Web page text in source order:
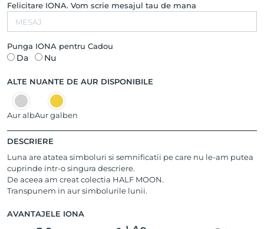
Felicitare IONA. Vom scrie mesajul tau de mana
Punga IONA pentru Cadou
Da Nu
ALTE NUANTE DE AUR DISPONIBILE
Aur albAur galben
DESCRIERE
Luna are atatea simboluri si semnificatii pe care nu le-am putea
cuprinde intr-o singura descriere.
De aceea am creat colectia HALF MOON.
Transpunem in aur simbolurile lunii.
AVANTAJELE IONA